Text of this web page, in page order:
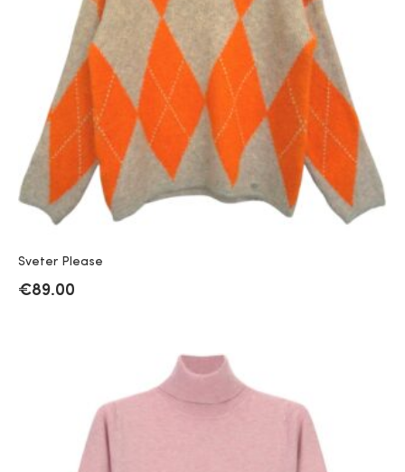
Sveter Please
€89.00